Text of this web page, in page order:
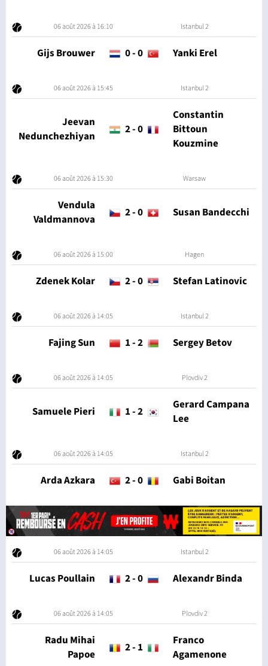
06 août 2026 à 16:10 Istanbul 2
Gijs Brouwer 0-0 Yanki Erel
06 août 2026 à 15:45 Istanbul 2
Jeevan
Nedunchezhiyan
2-0
Constantin
Bittoun
Kouzmine
06 août 2026 à 15:30 Warsaw
Vendula
Valdmannova
2-0 Susan Bandecchi
06 août 2026 à 15:00 Hagen
Zdenek Kolar 2-0 Stefan Latinovic
06 août 2026 à 14:05 Istanbul 2
Fajing Sun 1-2 Sergey Betov
06 août 2026 à 14:05 Plovdiv 2
Samuele Pieri 1-2
Gerard Campana
Lee
06 août 2026 à 14:05 Istanbul 2
Arda Azkara 2-0 Gabi Boitan
06 août 2026 à 14:05 Istanbul 2
Lucas Poullain 2-0 Alexandr Binda
06 août 2026 à 14:05 Plovdiv 2
Radu Mihai
Papoe
2- 1
Franco
Agamenone